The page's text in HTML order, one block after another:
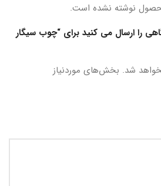
نوشته نشده است.
را ارسال می کنید برای “چوب سیگار
شد. بخش‌های موردنیاز